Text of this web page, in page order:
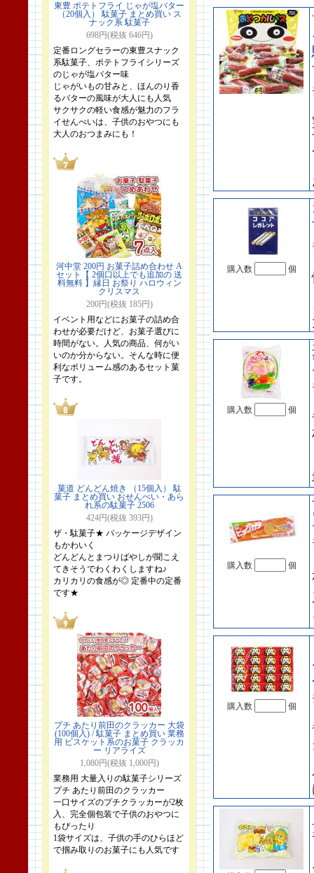
東豊 ポテトフライ じゃが塩バター
（20個入） 駄菓子 まとめ買い ス
ナック系 駄菓子
698円(税抜 646円)
定番ロングセラーの東豊スナック
系駄菓子、ポテトフライシリーズ
のじゃが塩バター味
じゃがいもの甘みと、ほんのり香
るバターの風味が大人にも人気
サクサクの軽い食感が魅力のフラ
イせんべいは、子供のおやつにも
大人のおつまみにも！
河中堂 200円 お菓子詰め合わせ A
セット【 2個口以上でも追加の 送
料無料 】縁日 お祭り ハロウィン
クリスマス
200円(税抜 185円)
イベント用などにお菓子の詰め合
わせが必要だけど、お菓子選びに
時間がない。人気の商品、何がい
いのか分からない。そんな時に便
利なボリューム感のあるセット菓
子です。
菓道 どんどん焼き （15個入） 駄
菓子 まとめ買い おせんべい・あら
れ系の駄菓子 2506
424円(税抜 393円)
ザ・駄菓子★ パッケージデザイン
もかわいく
どんどんとまつりばやしが聞こえ
てきそうでわくわくしますね♪
カリカリの食感が◎ 定番中の定番
です★
プチ あたり前田のクラッカー 大袋
(100個入) / 駄菓子 まとめ買い 業務
用 ビスケット系のお菓子 クラッカ
ー リアライズ
1,080円(税抜 1,000円)
業務用 大量入りの駄菓子シリーズ
プチ あたり前田のクラッカー
一口サイズのプチクラッカーが2枚
入、完全個包装で子供のおやつに
もぴったり
1袋サイズは、子供の手のひらほど
で掴み取りのお菓子にも人気です
購入数 個
購入数 個
購入数 個
購入数 個